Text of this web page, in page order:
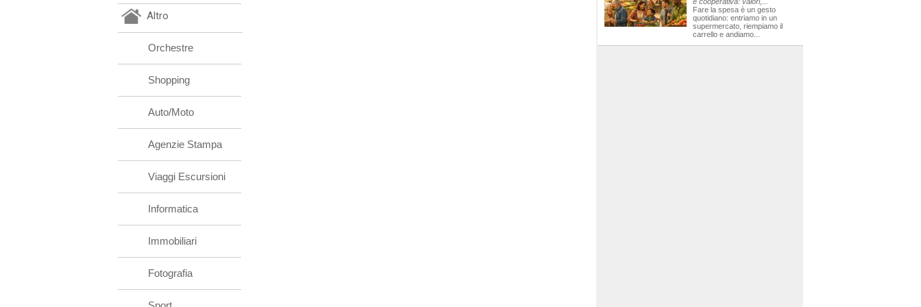
Altro
Orchestre
Shopping
Auto/Moto
Agenzie Stampa
Viaggi Escursioni
Informatica
Immobiliari
Fotografia
Fare la spesa è un gesto
quotidiano: entriamo in un
supermercato, riempiamo il
carrello e andiamo...